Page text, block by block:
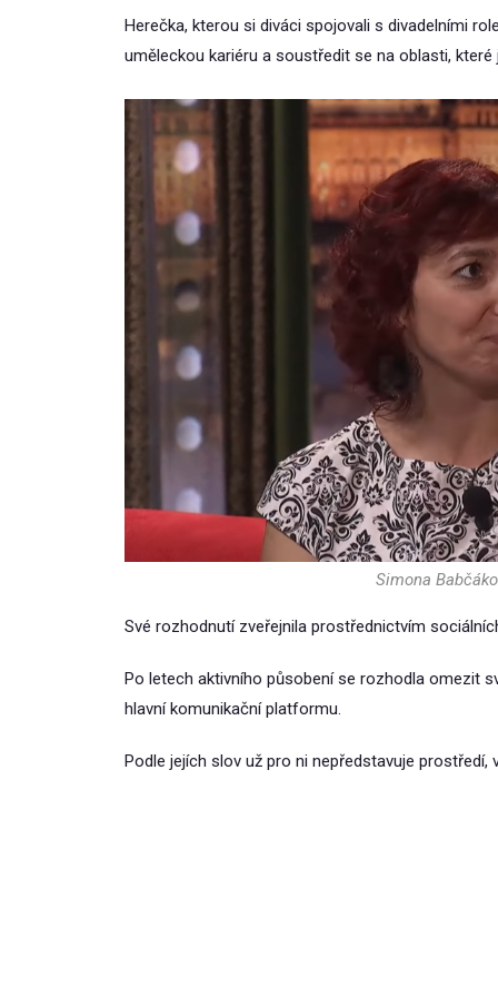
Herečka, kterou si diváci spojovali s divadelními
uměleckou kariéru a soustředit se na oblasti,
Simona
Své rozhodnutí zveřejnila prostřednictvím
Po letech aktivního působení se rozhodla omezit
hlavní komunikační platformu.
Podle jejích slov už pro ni nepředstavuje